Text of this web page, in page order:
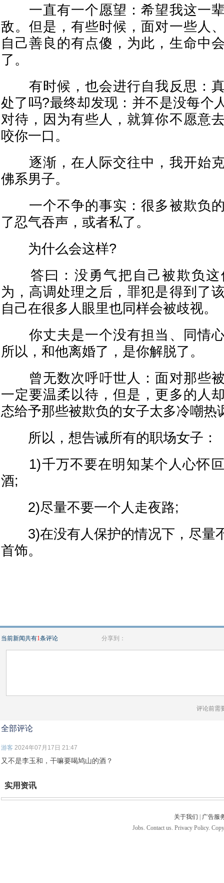
一直有一个愿望：希望我这一辈
敌。但是，有些时候，面对一些人
自己善良的有点傻，为此，生命中
了。
有时候，也会进行自我反思：真
处了吗?最终却发现：并不是没每个
对待，因为有些人，就算你不愿意
咬你一口。
逐渐，在人际交往中，我开始克
佛系男子。
一个不争的事实：很多被欺负的
了忍气吞声，或者私了。
为什么会这样?
答曰：没勇气把自己被欺负这
为，高调处理之后，罪犯是得到了
自己在很多人眼里也同样会被歧视。
你丈夫是一个没有担当、同情心
所以，和他离婚了，是你解脱了。
曾无数次呼吁世人：面对那些被
一定要温柔以待，但是，更多的人
态给予那些被欺负的女子太多冷嘲热
所以，想告诫所有的职场女子：
1)千万不要在明知某个人心怀叵
酒;
2)尽量不要一个人走夜路;
3)在没有人保护的情况下，尽量
首饰。
当前新闻共有1条评论 分享到：
评论前需
全部评论
游客 2024年07月17日 21:47
又不是李玉和，干嘛要喝鸠山的酒？
实用资讯
关于我们
广告服
Jobs. Contact us. Privacy Policy.